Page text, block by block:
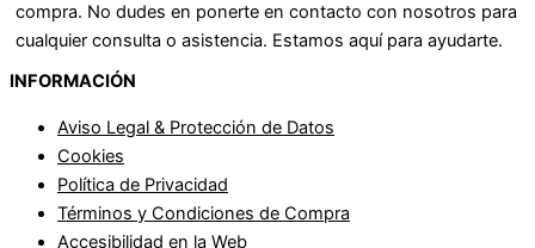
compra. No dudes en ponerte en contacto con nosotros para
cualquier consulta o asistencia. Estamos aquí para ayudarte.
INFORMACIÓN
Aviso Legal & Protección de Datos
Cookies
Política de Privacidad
Términos y Condiciones de Compra
Accesibilidad en la Web